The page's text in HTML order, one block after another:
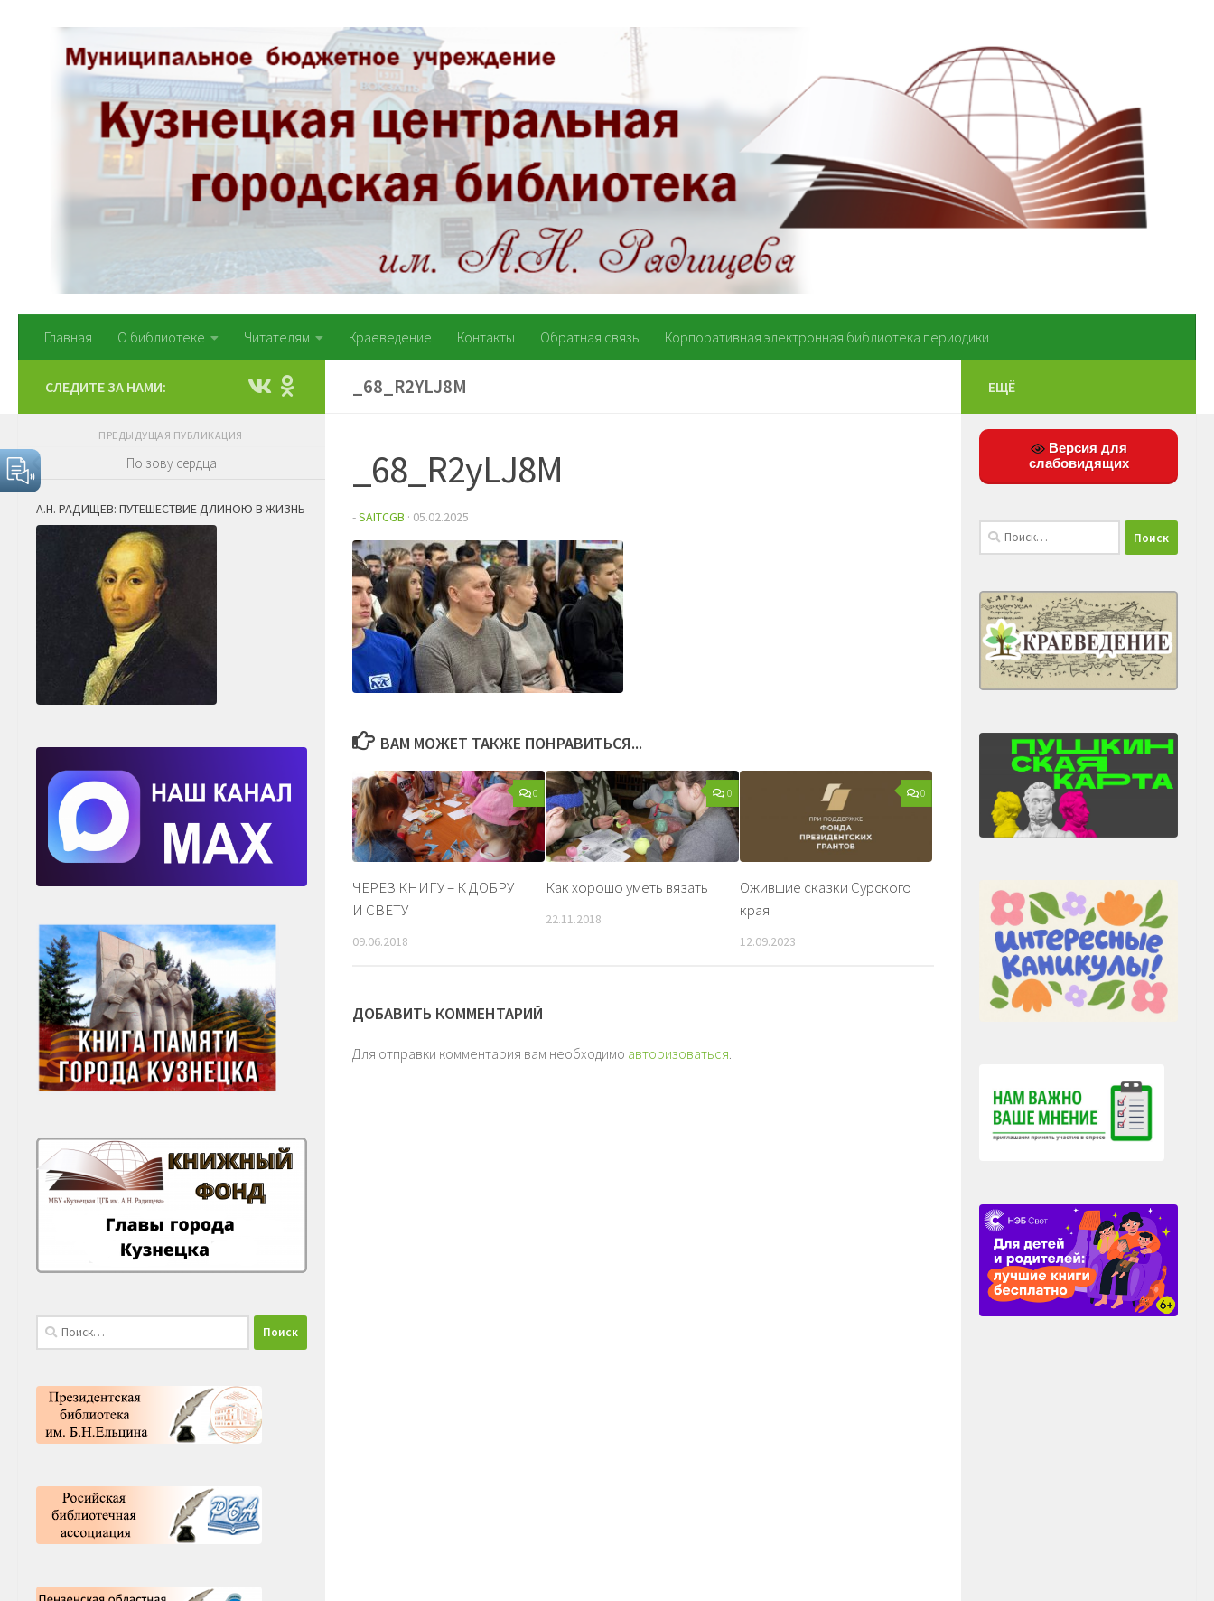
Перейти к содержимому
Главная О библиотеке Читателям Краеведение Контакты Обратная связь Корпоративная электронная библиотека периодики
_68_R2YLJ8M
_68_R2yLJ8M
-SAITCGB · 05.02.2025
ВАМ МОЖЕТ ТАКЖЕ ПОНРАВИТЬСЯ...
0
ЧЕРЕЗ КНИГУ – К ДОБРУ
И СВЕТУ
09.06.2018
0
Как хорошо уметь вязать
22.11.2018
0
Ожившие сказки Сурского
края
12.09.2023
ДОБАВИТЬ КОММЕНТАРИЙ
Для отправки комментария вам необходимо авторизоваться.
СЛЕДИТЕ ЗА НАМИ:
ПРЕДЫДУЩАЯ ПУБЛИКАЦИЯ
По зову сердца
А.Н. РАДИЩЕВ: ПУТЕШЕСТВИЕ ДЛИНОЮ В ЖИЗНЬ
Найти:
ЕЩЁ
Версия для
слабовидящих
Найти: